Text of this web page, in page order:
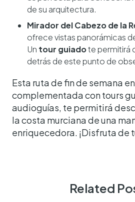
de su arquitectura.
Mirador del Cabezo de la
ofrece vistas panorámicas
Un tour guiadote permitirá
detrás de este punto de
Esta ruta de fin de semana
complementada con tours
audioguías, te permitirá
la costa murciana de una
enriquecedora. ¡Disfruta de
Related